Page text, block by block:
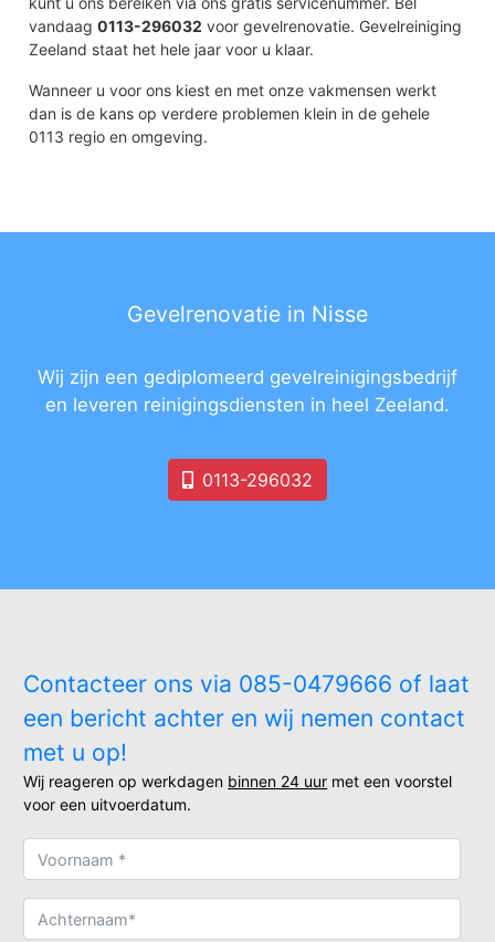
vandaag0113-296032 voor gevelrenovatie. Gevelreiniging
Zeeland staat het hele jaar voor u klaar.
Wanneer u voor ons kiest en met onze vakmensen werkt
dan is de kans op verdere problemen klein in de gehele
0113 regio en omgeving.
Gevelrenovatie in Nisse
Wij zijn een gediplomeerd gevelreinigingsbedrijf
en leveren reinigingsdiensten in heel Zeeland.
0113-296032
Contacteer ons via 085-0479666 of laat
een bericht achter en wij nemen contact
met u op!
Wij reageren op werkdagen binnen 24 uur met een voorstel
voor een uitvoerdatum.